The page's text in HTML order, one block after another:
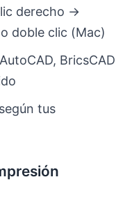
derecho →
doble clic (Mac)
BricsCAD
tus